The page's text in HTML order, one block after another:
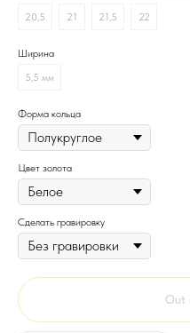
20,5 21 21,5 22
Ширина
5,5 мм
Форма кольца
Цвет золота
Сделать гравировку
Out